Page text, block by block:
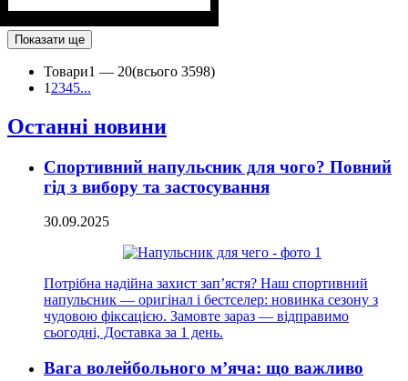
Показати ще
Товари1 — 20(всього 3598)
1 2345...
Останні новини
Спортивний напульсник для чого? Повний
гід з вибору та застосування
30.09.2025
Потрібна надійна захист зап’ястя? Наш спортивний
напульсник — оригінал і бестселер: новинка сезону з
чудовою фіксацією. Замовте зараз — відправимо
сьогодні, Доставка за 1 день.
Вага волейбольного м’яча: що важливо